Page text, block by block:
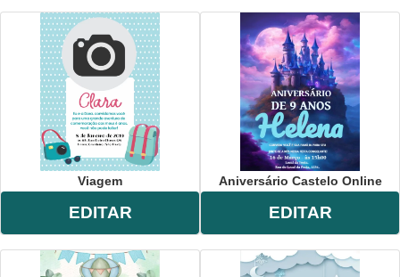
Viagem
EDITAR
Aniversário Castelo Online
EDITAR